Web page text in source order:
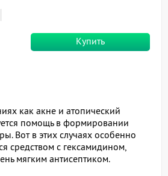
Купить
как акне и атопический
помощь в формировании
Вот в этих случаях особенно
средством с гексамидином,
мягким антисептиком.